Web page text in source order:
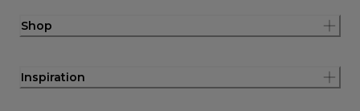
Shop
Inspiration